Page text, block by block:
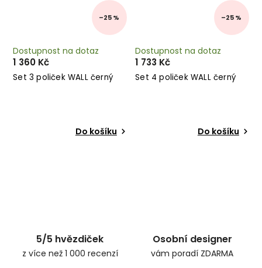
–25 %
Set 3 poliček WALL černý
Dostupnost na dotaz
1 360 Kč
Do košíku
–25 %
Set 4 poliček WALL černý
Dostupnost na dotaz
1 733 Kč
Do košíku
5/5 hvězdiček
z více než 1 000 recenzí
Osobní designer
vám poradí ZDARMA